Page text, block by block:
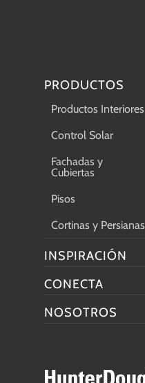
PRODUCTOS
Productos Interiores
Control Solar
Fachadas y
Cubiertas
Pisos
Cortinas y Persianas
INSPIRACIÓN
CONECTA
NOSOTROS